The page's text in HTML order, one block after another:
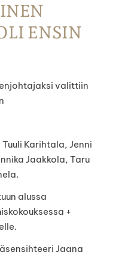
ENSIN
valittiin
Karihtala, Jenni
Jaakkola, Taru
alussa
+
Jaana